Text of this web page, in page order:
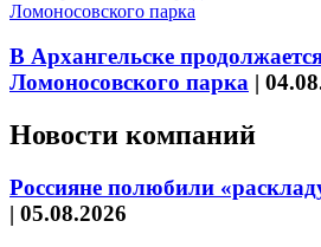
В Архангельске
Ломоносовского парка |
Новости компаний
Россияне полюбили
| 05.08.2026